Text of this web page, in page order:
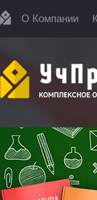
О Компании